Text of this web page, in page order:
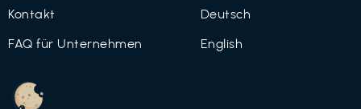
Kontakt
FAQ für Unternehmen
Datenschutz
Deutsch
English